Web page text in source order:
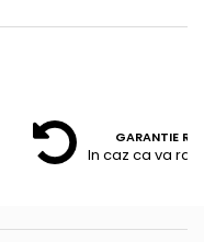
GARANTIE
In caz ca va